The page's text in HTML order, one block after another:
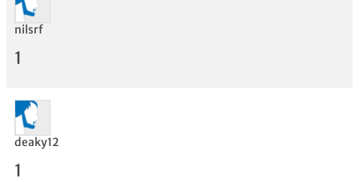
nilsrf
1
deaky12
1